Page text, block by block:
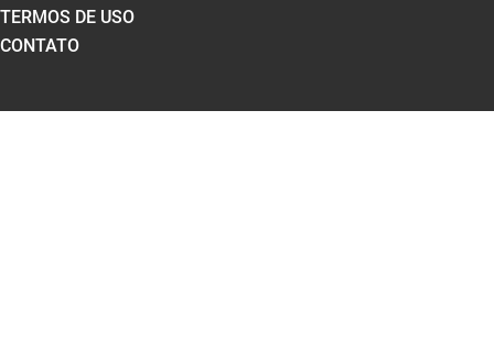
TERMOS DE USO
CONTATO